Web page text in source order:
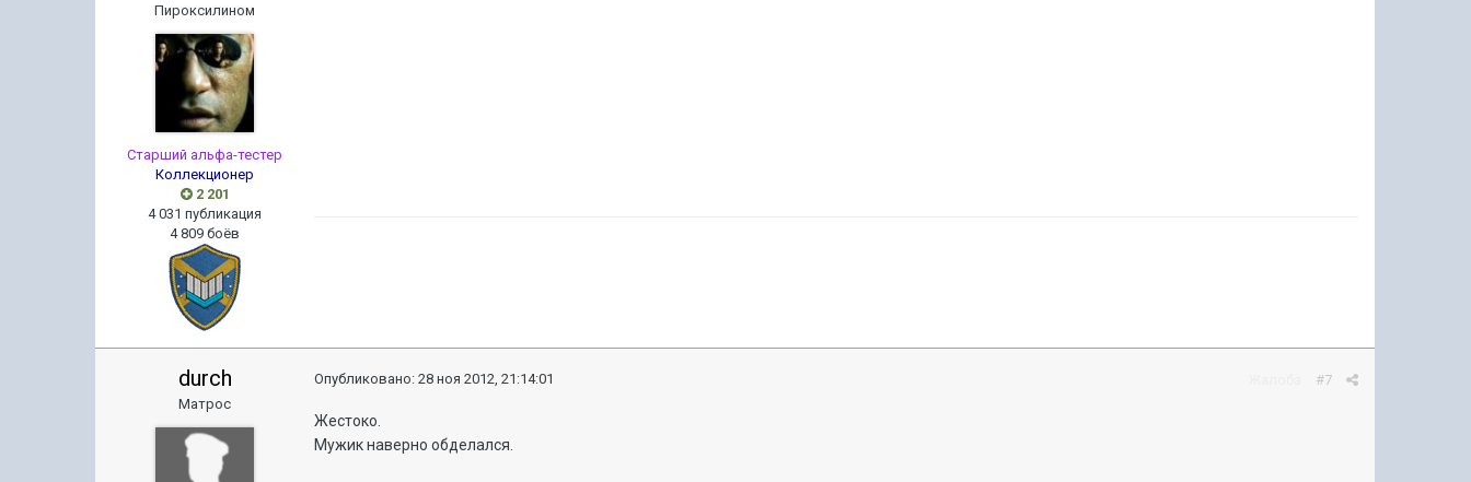
Пироксилином
Старший альфа-тестер
Коллекционер
2 201
4 031 публикация
4 809 боёв
durch
Матрос
#7
Опубликовано:28 ноя 2012, 21:14:01
Жестоко.
Мужик наверно обделался.